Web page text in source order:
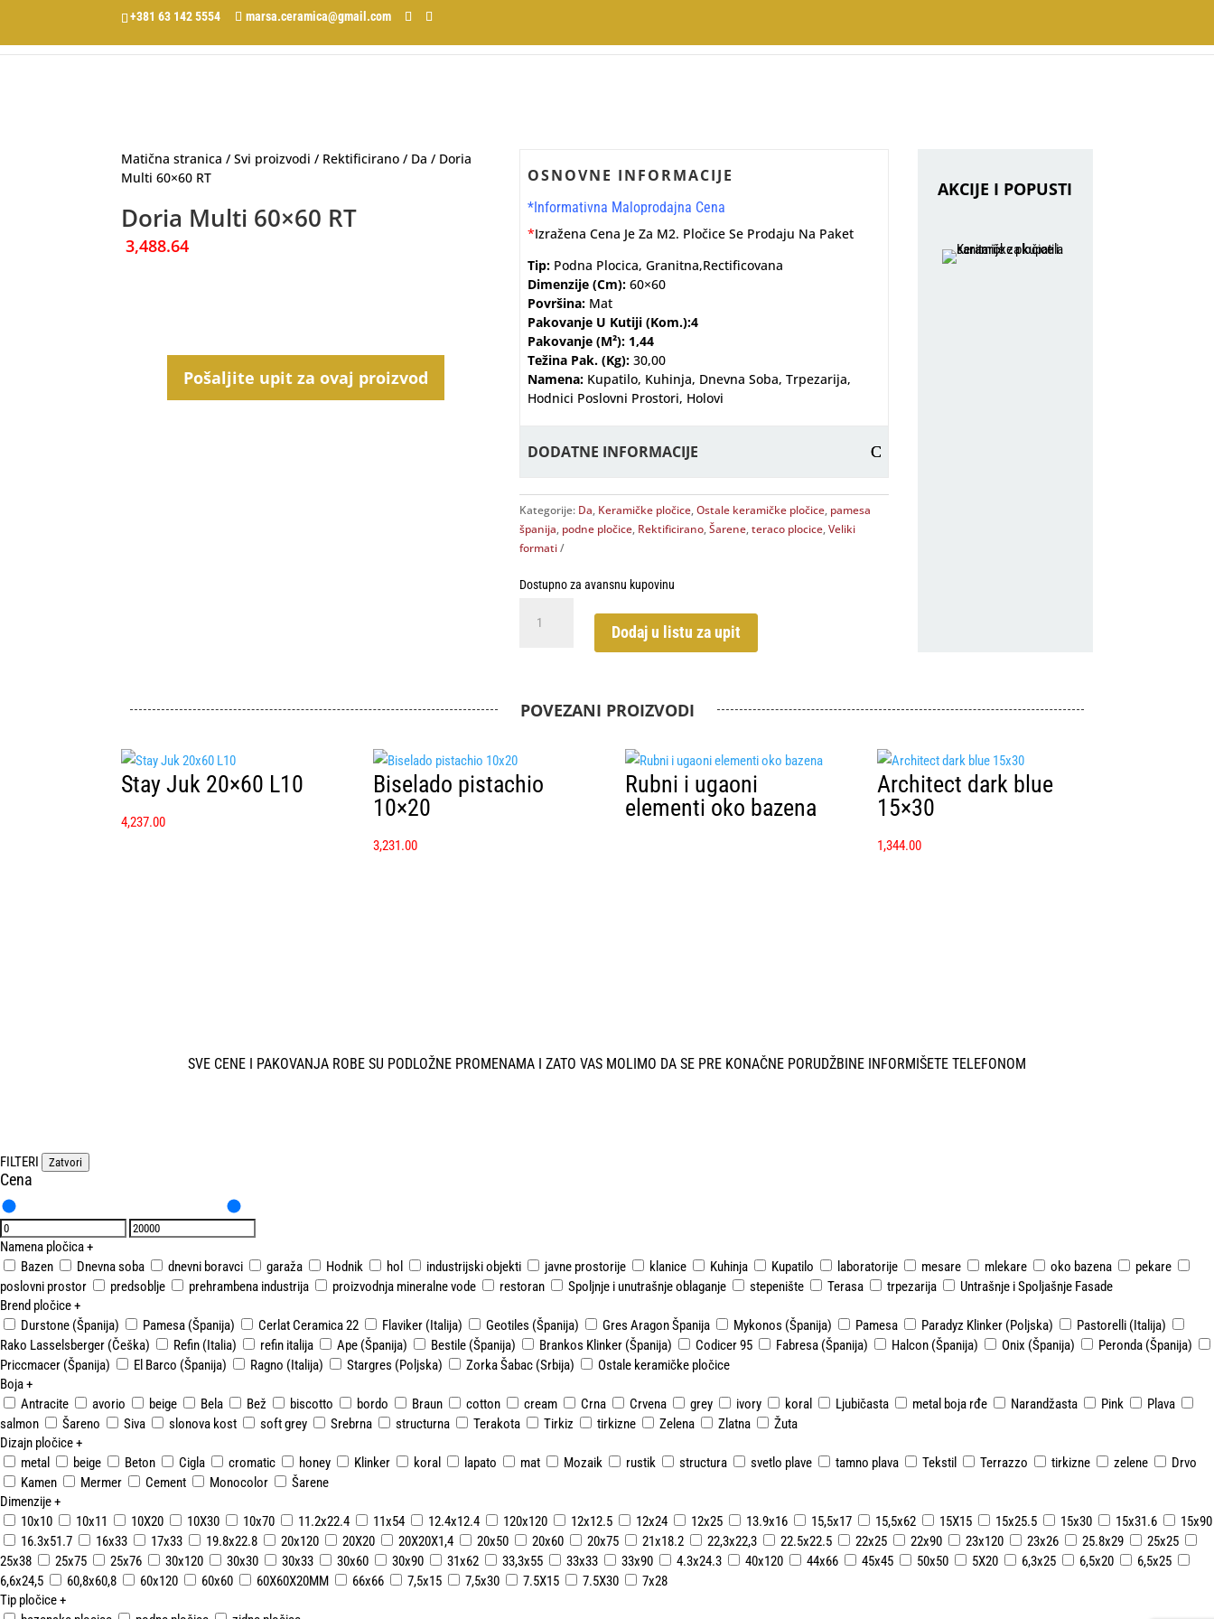
+381 63 142 5554 marsa.ceramica@gmail.com
Matična stranica /Svi proizvodi / Rektificirano / Da / Doria
Multi 60×60 RT
Doria Multi 60×60 RT
3,488.64
Pošaljite upit za ovaj proizvod
OSNOVNE INFORMACIJE
*Informativna Maloprodajna Cena
*Izražena Cena Je Za M2. Pločice Se Prodaju Na Paket
Tip: Podna Plocica, Granitna,rectificovana
Dimenzije (cm): 60×60
Površina: Mat
Pakovanje U Kutiji (kom.):4
Pakovanje (m²): 1,44
Težina Pak. (kg): 30,00
Namena: Kupatilo, Kuhinja, Dnevna Soba, Trpezarija,
Hodnici Poslovni Prostori, Holovi
DODATNE INFORMACIJE
Kategorije: Da, Keramičke pločice,Ostale keramičke pločice, pamesa
španija, podne pločice, Rektificirano,Šarene,teraco plocice,Veliki
formati
Dostupno za avansnu kupovinu
Multi
Dodaj u listu za upit
AKCIJE I POPUSTI
POVEZANI PROIZVODI
Stay Juk 20×60 L10
4,237.00
Biselado pistachio
10×20
3,231.00
Rubni i ugaoni
elementi oko bazena
Architect dark blue
15×30
1,344.00
SVE CENE I PAKOVANJA ROBE SU PODLOŽNE PROMENAMA I ZATO VAS MOLIMO DA SE PRE KONAČNE PORUDŽBINE INFORMIŠETE TELEFONOM
FILTERI Zatvori
Cena
Namena pločica+
Bazen
Dnevna soba dnevni boravci garaža Hodnik hol industrijski objekti javne prostorije klanice Kuhinja Kupatilo laboratorije mesare mlekare oko bazena
pekare
poslovni prostor
predsoblje prehrambena industrija proizvodnja mineralne vode restoran Spoljnje i unutrašnje oblaganje stepenište Terasa trpezarija
Untrašnje i Spoljašnje Fasade
Brend pločice+
Durstone (Španija)
Pamesa (Španija) Cerlat Ceramica 22 Flaviker (Italija) Geotiles (Španija) Gres Aragon Španija Mykonos (Španija) Pamesa Paradyz Klinker (Poljska)
Pastorelli (Italija)
Rako Lasselsberger (Češka)
Refin (Italia) refin italija Ape (Španija) Bestile (Španija) Brankos Klinker (Španija) Codicer 95 Fabresa (Španija) Halcon (Španija) Onix (Španija)
Peronda (Španija)
Priccmacer (Španija)
El Barco (Španija) Ragno (Italija) Stargres (Poljska) Zorka Šabac (Srbija)
Ostale keramičke pločice
Boja+
Antracite
avorio beige Bela Bež biscotto bordo Braun cotton cream Crna Crvena grey ivory koral Ljubičasta metal boja rđe Narandžasta Pink
Plava
salmon
Šareno Siva slonova kost soft grey Srebrna structurna Terakota Tirkiz tirkizne Zelena Zlatna
Žuta
Dizajn pločice+
metal
beige Beton Cigla cromatic honey Klinker koral lapato mat Mozaik rustik structura svetlo plave tamno plava Tekstil Terrazzo tirkizne zelene
Drvo
Kamen
Mermer Cement Monocolor
Šarene
Dimenzije+
10x10
10x11 10X20 10X30 10x70 11.2x22.4 11x54 12.4x12.4 120x120 12x12.5 12x24 12x25 13.9x16 15,5x17 15,5x62 15X15 15x25.5 15x30 15x31.6
15x90
16.3x51.7
16x33 17x33 19.8x22.8 20x120 20X20 20X20X1,4 20x50 20x60 20x75 21x18.2 22,3x22,3 22.5x22.5 22x25 22x90 23x120 23x26 25.8x29
25x25
25x38
25x75 25x76 30x120 30x30 30x33 30x60 30x90 31x62 33,3x55 33x33 33x90 4.3x24.3 40x120 44x66 45x45 50x50 5X20 6,3x25 6,5x20
6,5x25
6,6x24,5
60,8x60,8 60x120 60x60 60X60X20MM 66x66 7,5x15 7,5x30 7.5X15 7.5X30
7x28
Tip pločice+